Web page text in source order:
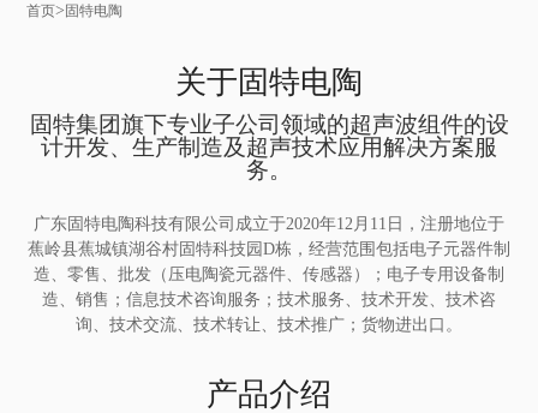
首页> 固特电陶
关于固特电陶
固特集团旗下专业子公司领域的超声波组件的设
计开发、生产制造及超声技术应用解决方案服
务。
广东固特电陶科技有限公司成立于2020年12月11日，注册地位于
蕉岭县蕉城镇湖谷村固特科技园D栋，经营范围包括电子元器件制
造、零售、批发（压电陶瓷元器件、传感器）；电子专用设备制
造、销售；信息技术咨询服务；技术服务、技术开发、技术咨
询、技术交流、技术转让、技术推广；货物进出口。
产品介绍